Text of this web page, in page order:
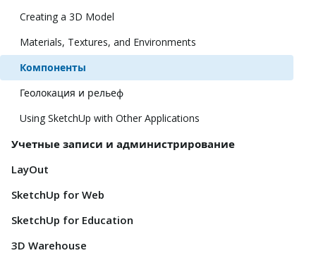
Creating a 3D Model
Materials, Textures, and Environments
Компоненты
Геолокация и рельеф
Using SketchUp with Other Applications
Учетные записи и администрирование
LayOut
SketchUp for Web
SketchUp for Education
3D Warehouse